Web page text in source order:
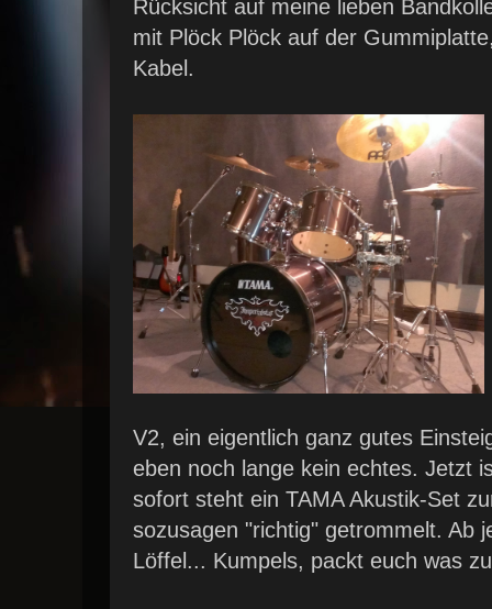
Rücksicht auf meine lieben
mit Plöck Plöck auf der
Kabel.
V2, ein eigentlich ganz gutes
eben noch lange kein echtes. Jetzt
sofort steht ein TAMA Akustik-Set
sozusagen "richtig" getrommelt. Ab
Löffel... Kumpels, packt euch was